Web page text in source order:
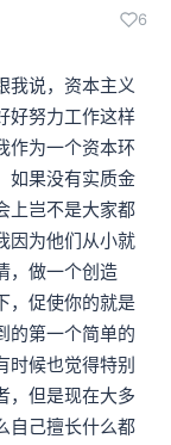
6
我说，资本主义
好努力工作这样
作为一个资本环
如果没有实质金
上岂不是大家都
因为他们从小就
，做一个创造
，促使你的就是
的第一个简单的
时候也觉得特别
，但是现在大多
自己擅长什么都